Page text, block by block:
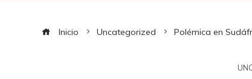
Inicio Uncategorized Polémica en